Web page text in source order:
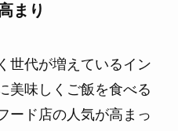
まり
世代が増えているイン
美味しくご飯を食べる
ード店の人気が高まっ